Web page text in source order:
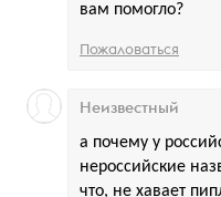
вам помогло?
Пожаловаться
а почему у
нероссийские
что, не хавает
Неизвестный